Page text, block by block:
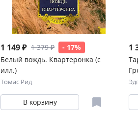
1 149 ₽ 1 379 ₽
- 17%
Белый вождь. Квартеронка (с
илл.)
Томас Рид
В корзину
1